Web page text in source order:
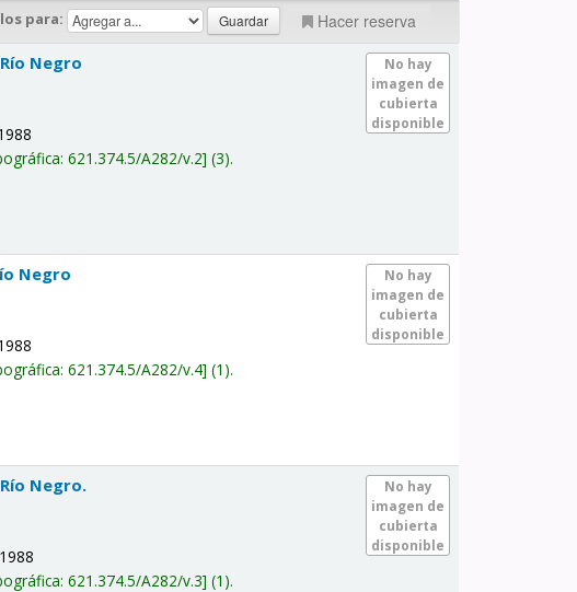
para: Hacer reserva
No hay
imagen de
cubierta
disponible
Río Negro
621.374.5/A282/v.2 (3).
No hay
imagen de
cubierta
disponible
Negro
621.374.5/A282/v.4 (1).
No hay
imagen de
cubierta
disponible
Río Negro.
621.374.5/A282/v.3 (1).